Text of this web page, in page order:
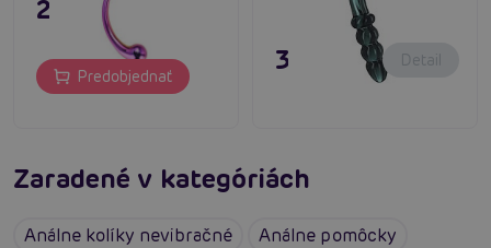
27,80 €
Predobjednať 39,80 € Detail
Zaradené v kategóriách
Análne kolíky nevibračné
Análne pomôcky